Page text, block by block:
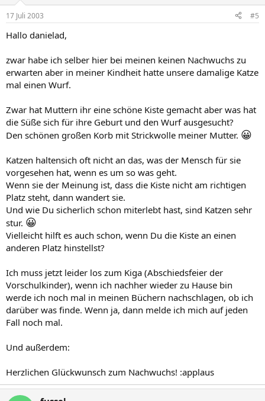
17 Juli 2003 #5
Hallo danielad,
zwar habe ich selber hier bei meinen keinen Nachwuchs zu
erwarten aber in meiner Kindheit hatte unsere damalige Katze
mal einen Wurf.
Zwar hat Muttern ihr eine schöne Kiste gemacht aber was hat
die Süße sich für ihre Geburt und den Wurf ausgesucht?
Den schönen großen Korb mit Strickwolle meiner Mutter. 😀
Katzen haltensich oft nicht an das, was der Mensch für sie
vorgesehen hat, wenn es um so was geht.
Wenn sie der Meinung ist, dass die Kiste nicht am richtigen
Platz steht, dann wandert sie.
Und wie Du sicherlich schon miterlebt hast, sind Katzen sehr
stur. 😀
Vielleicht hilft es auch schon, wenn Du die Kiste an einen
anderen Platz hinstellst?
Ich muss jetzt leider los zum Kiga (Abschiedsfeier der
Vorschulkinder), wenn ich nachher wieder zu Hause bin
werde ich noch mal in meinen Büchern nachschlagen, ob ich
darüber was finde. Wenn ja, dann melde ich mich auf jeden
Fall noch mal.
Und außerdem:
Herzlichen Glückwunsch zum Nachwuchs! :applaus